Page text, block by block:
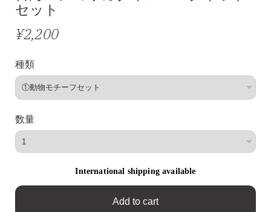
セット
¥2,200
種類
数量
International shipping available
Add to cart